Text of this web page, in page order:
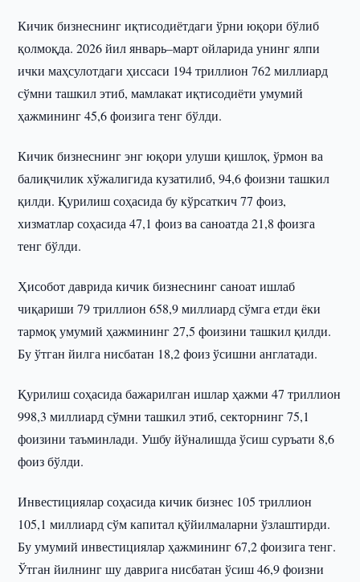
Кичик бизнеснинг иқтисодиётдаги ўрни юқори бўлиб
қолмоқда. 2026 йил январь–март ойларида унинг ялпи
ички маҳсулотдаги ҳиссаси 194 триллион 762 миллиард
сўмни ташкил этиб, мамлакат иқтисодиёти умумий
ҳажмининг 45,6 фоизига тенг бўлди.
Кичик бизнеснинг энг юқори улуши қишлоқ, ўрмон ва
балиқчилик хўжалигида кузатилиб, 94,6 фоизни ташкил
қилди. Қурилиш соҳасида бу кўрсаткич 77 фоиз,
хизматлар соҳасида 47,1 фоиз ва саноатда 21,8 фоизга
тенг бўлди.
Ҳисобот даврида кичик бизнеснинг саноат ишлаб
чиқариши 79 триллион 658,9 миллиард сўмга етди ёки
тармоқ умумий ҳажмининг 27,5 фоизини ташкил қилди.
Бу ўтган йилга нисбатан 18,2 фоиз ўсишни англатади.
Қурилиш соҳасида бажарилган ишлар ҳажми 47 триллион
998,3 миллиард сўмни ташкил этиб, секторнинг 75,1
фоизини таъминлади. Ушбу йўналишда ўсиш суръати 8,6
фоиз бўлди.
Инвестициялар соҳасида кичик бизнес 105 триллион
105,1 миллиард сўм капитал қўйилмаларни ўзлаштирди.
Бу умумий инвестициялар ҳажмининг 67,2 фоизига тенг.
Ўтган йилнинг шу даврига нисбатан ўсиш 46,9 фоизни